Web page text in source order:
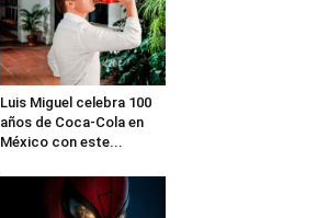
Luis Miguel celebra 100
años de Coca-Cola en
México con este...